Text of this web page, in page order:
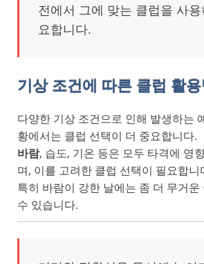
전에서 그에 맞는 클럽을 사
요합니다.
기상 조건에 따른 클럽 활용
다양한 기상 조건으로 인해 발생하는
황에서는 클럽 선택이 더 중요합니다.
바람, 습도, 기온 등은 모두 타격에 영
며, 이를 고려한 클럽 선택이 필요합니
특히 바람이 강한 날에는 좀 더 무거운
수 있습니다.